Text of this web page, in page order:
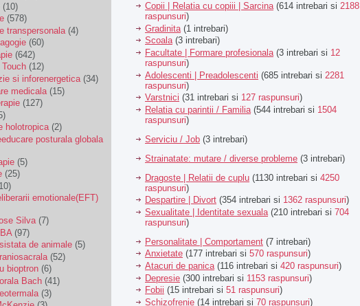
(10)
(578)
transpersonala (4)
(60)
(642)
(12)
si inforenergetica(34)
medicala (15)
(127)
holotropica(2)
posturala globala
(5)
(25)
emotionale(EFT)
Silva(7)
(97)
de animale (5)
(52)
bioptron (6)
Bach (41)
(3)
Copii | Relatia cu copiii | Sarcina(614 intrebari si 2188
raspunsuri)
Gradinita (1 intrebari)
Scoala(3 intrebari)
Facultate | Formare profesionala (3 intrebari si 12
raspunsuri)
Adolescenti | Preadolescenti (685 intrebari si 2281
raspunsuri)
Varstnici (31 intrebari si 127 raspunsuri)
Relatia cu parintii / Familia (544 intrebari si 1504
raspunsuri)
Serviciu / Job (3 intrebari)
Strainatate: mutare / diverse probleme (3 intrebari)
Dragoste | Relatii de cuplu (1130 intrebari si 4250
raspunsuri)
Despartire | Divort (354 intrebari si 1362 raspunsuri)
Sexualitate | Identitate sexuala (210 intrebari si 704
raspunsuri)
Personalitate | Comportament (7 intrebari)
Anxietate (177 intrebari si 570 raspunsuri)
Atacuri de panica(116 intrebari si 420 raspunsuri)
Depresie (300 intrebari si 1153 raspunsuri)
Fobii (15 intrebari si 51 raspunsuri)
Schizofrenie (14 intrebari si 70 raspunsuri)